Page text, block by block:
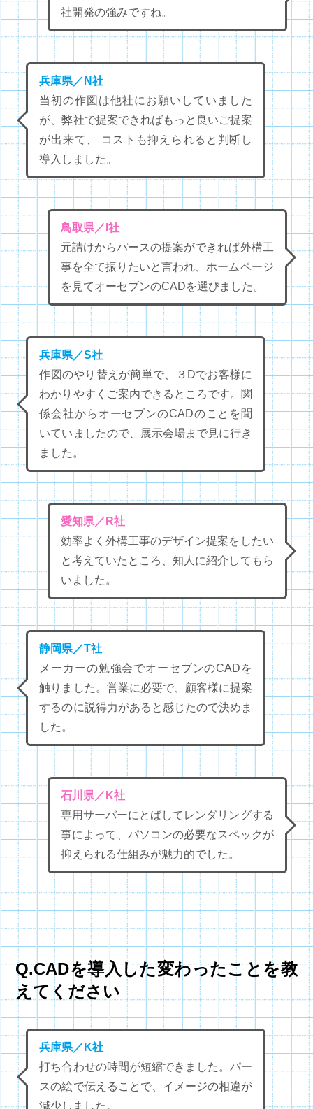
社開発の強みですね。
兵庫県／N社
当初の作図は他社にお願いしていました
が、弊社で提案できればもっと良いご提案
が出来て、 コストも抑えられると判断し
導入しました。
鳥取県／I社
元請けからパースの提案ができれば外構工
事を全て振りたいと言われ、ホームページ
を見てオーセブンのCADを選びました。
兵庫県／S社
作図のやり替えが簡単で、３Dでお客様に
わかりやすくご案内できるところです。関
係会社からオーセブンのCADのことを聞
いていましたので、展示会場まで見に行き
ました。
愛知県／R社
効率よく外構工事のデザイン提案をしたい
と考えていたところ、知人に紹介してもら
いました。
静岡県／T社
メーカーの勉強会でオーセブンのCADを
触りました。営業に必要で、顧客様に提案
するのに説得力があると感じたので決めま
した。
石川県／K社
専用サーバーにとばしてレンダリングする
事によって、パソコンの必要なスペックが
抑えられる仕組みが魅力的でした。
Q.CADを導入した変わったことを教
えてください
兵庫県／K社
打ち合わせの時間が短縮できました。パー
スの絵で伝えることで、イメージの相違が
減少しました。